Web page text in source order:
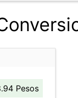
Pesos